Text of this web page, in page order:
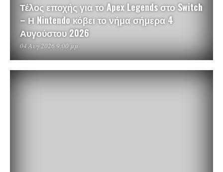
Τέλος εποχής για το Apex Legends στο Switch
– Η Nintendo κόβει το νήμα σήμερα 4
Αυγούστου 2026
04 Αυγ 2026 9:00 μμ